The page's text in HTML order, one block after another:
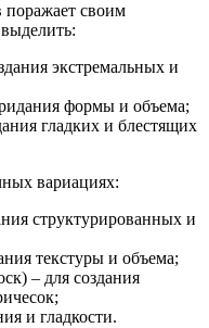
поражает своим
экстремальных и
формы и объема;
гладких и блестящих
вариациях:
структурированных и
текстуры и объема;
– для создания
и гладкости.